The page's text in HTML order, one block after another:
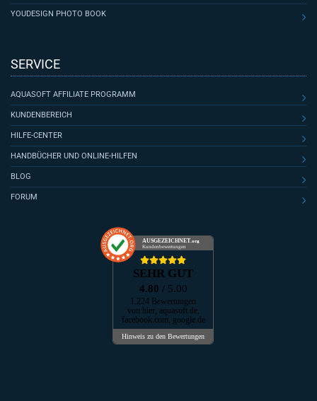
YOUDESIGN PHOTO BOOK
SERVICE
AQUASOFT AFFILIATE PROGRAMM
KUNDENBEREICH
HILFE-CENTER
HANDBÜCHER UND ONLINE-HILFEN
BLOG
FORUM
AUSGEZEICHNET.org
Kundenbewertungen
SEHR GUT
4.80 / 5.00
1.224 Bewertungen
von hier, aquasoft.de,
facebook.com, google.de
Hinweis zu den Bewertungen